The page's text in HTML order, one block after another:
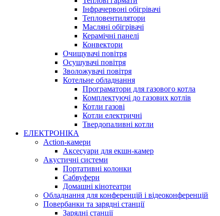
Інфрачервоні обігрівачі
Тепловентилятори
Масляні обігрівачі
Керамічні панелі
Конвектори
Очищувачі повітря
Осушувачі повітря
Зволожувачі повітря
Котельне обладнання
Програматори для газового котла
Комплектуючі до газових котлів
Котли газові
Котли електричні
Твердопаливні котли
ЕЛЕКТРОНІКА
Action-камери
Аксесуари для екшн-камер
Акустичні системи
Портативні колонки
Сабвуфери
Домашні кінотеатри
Обладнання для конференцій і відеоконференцій
Повербанки та зарядні станції
Зарядні станції